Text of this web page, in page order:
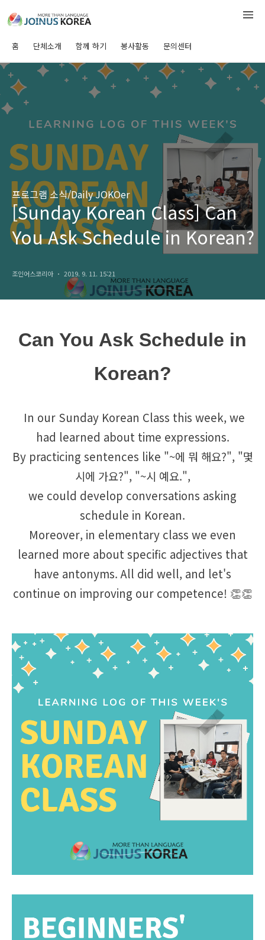
홈 단체소개 함께 하기 봉사활동 문의센터
프로그램 소식/Daily JOKOer
[Sunday Korean Class] Can
You Ask Schedule in Korean?
조인어스코리아 2019. 9. 11. 15:21
Can You Ask Schedule in
Korean?
In our Sunday Korean Class this week, we
had learned about time expressions.
By practicing sentences like "~에 뭐 해요?", "몇
시에 가요?", "~시 예요.",
we could develop conversations asking
schedule in Korean.
Moreover, in elementary class we even
learned more about specific adjectives that
have antonyms. All did well, and let's
continue on improving our competence! 👏👏